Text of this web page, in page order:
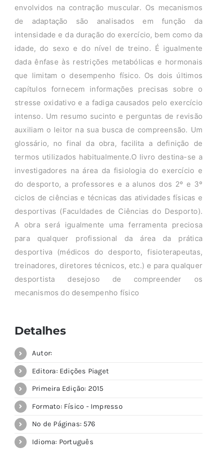
envolvidos na contração muscular. Os mecanismos
de adaptação são analisados em função da
intensidade e da duração do exercício, bem como da
idade, do sexo e do nível de treino. É igualmente
dada ênfase às restrições metabólicas e hormonais
que limitam o desempenho físico. Os dois últimos
capítulos fornecem informações precisas sobre o
stresse oxidativo e a fadiga causados pelo exercício
intenso. Um resumo sucinto e perguntas de revisão
auxiliam o leitor na sua busca de compreensão. Um
glossário, no final da obra, facilita a definição de
termos utilizados habitualmente.O livro destina-se a
investigadores na área da fisiologia do exercício e
do desporto, a professores e a alunos dos 2º e 3º
ciclos de ciências e técnicas das atividades físicas e
desportivas (Faculdades de Ciências do Desporto).
A obra será igualmente uma ferramenta preciosa
para qualquer profissional da área da prática
desportiva (médicos do desporto, fisioterapeutas,
treinadores, diretores técnicos, etc.) e para qualquer
desportista desejoso de compreender os
mecanismos do desempenho físico
Detalhes
Autor:
Editora: Edições Piaget
Primeira Edição: 2015
Formato: Físico - Impresso
Nº de Páginas: 576
Idioma: Português